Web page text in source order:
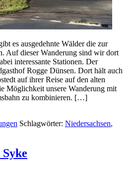
es ausgedehnte Wälder die zur
Auf dieser Wanderung sind wir dort
interessante Stationen. Der
Rogge Dünsen. Dort hält auch
auf ihrer Reise auf den alten
Möglichkeit unsere Wanderung mit
zu kombinieren. […]
Schlagwörter: Niedersachsen,